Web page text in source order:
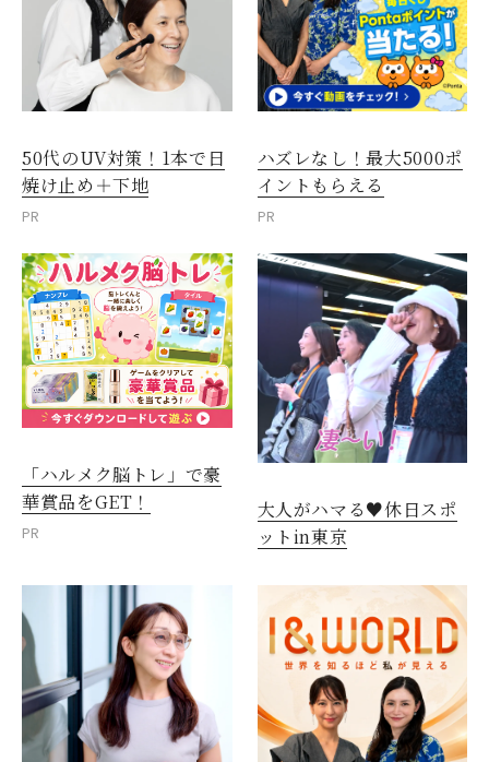
50代のUV対策！1本で日
焼け止め＋下地
PR
ハズレなし！最大5000ポ
イントもらえる
PR
「ハルメク脳トレ」で豪
華賞品をGET！
PR
大人がハマる♥休日スポ
ットin東京